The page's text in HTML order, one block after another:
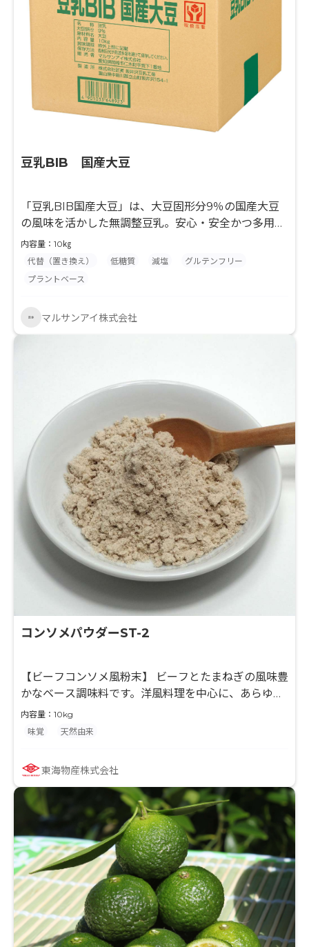
豆乳BIB 国産大豆
「豆乳BIB国産大豆」は、大豆固形分9％の国産大豆
の風味を活かした無調整豆乳。安心・安全かつ多用途
に活用いただけます。
内容量：10㎏
代替（置き換え）
低糖質 減塩
グルテンフリー
プラントベース
マルサンアイ株式会社
コンソメパウダーST-2
【ビーフコンソメ風粉末】 ビーフとたまねぎの風味豊
かなベース調味料です。洋風料理を中心に、あらゆる
食品のベースとして利用できます。冷凍食品にもオス
スメです。
内容量：10kg
味覚
天然由来
東海物産株式会社